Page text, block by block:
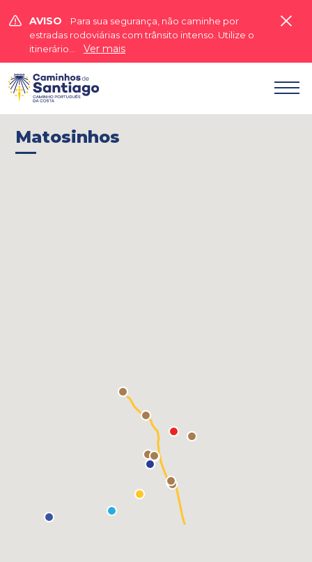
 AVISO
Para sua segurança, não caminhe por
estradas rodoviárias com trânsito intenso. Utilize o
itinerário...
Ver mais


Matosinhos